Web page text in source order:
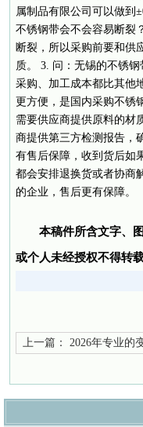
属制品有限公司可以做到
不锈钢带会不会容易断裂
断裂，所以采购前要和供
质。 3. 问：无锡的不锈
采购、加工成本都比其他
更方便，是国内采购不锈
需要供应商提供原料的材
商提供第三方检测报告，
有售后保障，收到货后如
都会安排退换货或者协商
的企业，售后更有保障。
本稿件所含文字、
或个人未经授权不得转
上一篇： 2026年专业的